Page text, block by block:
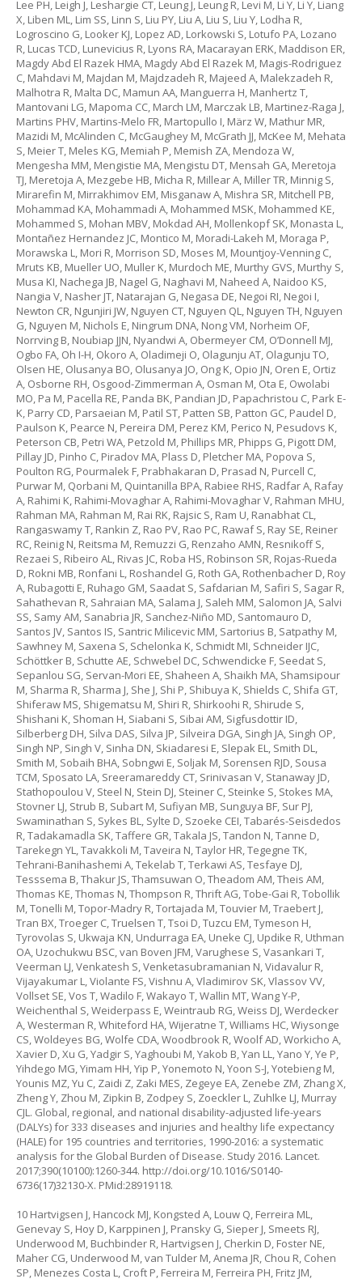
Lee PH, Leigh J, Leshargie CT, Leung J, Leung R, Levi M, Li Y, Li Y, Liang
X, Liben ML, Lim SS, Linn S, Liu PY, Liu A, Liu S, Liu Y, Lodha R,
Logroscino G, Looker KJ, Lopez AD, Lorkowski S, Lotufo PA, Lozano
R, Lucas TCD, Lunevicius R, Lyons RA, Macarayan ERK, Maddison ER,
Magdy Abd El Razek HMA, Magdy Abd El Razek M, Magis-Rodriguez
C, Mahdavi M, Majdan M, Majdzadeh R, Majeed A, Malekzadeh R,
Malhotra R, Malta DC, Mamun AA, Manguerra H, Manhertz T,
Mantovani LG, Mapoma CC, March LM, Marczak LB, Martinez-Raga J,
Martins PHV, Martins-Melo FR, Martopullo I, März W, Mathur MR,
Mazidi M, McAlinden C, McGaughey M, McGrath JJ, McKee M, Mehata
S, Meier T, Meles KG, Memiah P, Memish ZA, Mendoza W,
Mengesha MM, Mengistie MA, Mengistu DT, Mensah GA, Meretoja
TJ, Meretoja A, Mezgebe HB, Micha R, Millear A, Miller TR, Minnig S,
Mirarefin M, Mirrakhimov EM, Misganaw A, Mishra SR, Mitchell PB,
Mohammad KA, Mohammadi A, Mohammed MSK, Mohammed KE,
Mohammed S, Mohan MBV, Mokdad AH, Mollenkopf SK, Monasta L,
Montañez Hernandez JC, Montico M, Moradi-Lakeh M, Moraga P,
Morawska L, Mori R, Morrison SD, Moses M, Mountjoy-Venning C,
Mruts KB, Mueller UO, Muller K, Murdoch ME, Murthy GVS, Murthy S,
Musa KI, Nachega JB, Nagel G, Naghavi M, Naheed A, Naidoo KS,
Nangia V, Nasher JT, Natarajan G, Negasa DE, Negoi RI, Negoi I,
Newton CR, Ngunjiri JW, Nguyen CT, Nguyen QL, Nguyen TH, Nguyen
G, Nguyen M, Nichols E, Ningrum DNA, Nong VM, Norheim OF,
Norrving B, Noubiap JJN, Nyandwi A, Obermeyer CM, O’Donnell MJ,
Ogbo FA, Oh I-H, Okoro A, Oladimeji O, Olagunju AT, Olagunju TO,
Olsen HE, Olusanya BO, Olusanya JO, Ong K, Opio JN, Oren E, Ortiz
A, Osborne RH, Osgood-Zimmerman A, Osman M, Ota E, Owolabi
MO, Pa M, Pacella RE, Panda BK, Pandian JD, Papachristou C, Park E-
K, Parry CD, Parsaeian M, Patil ST, Patten SB, Patton GC, Paudel D,
Paulson K, Pearce N, Pereira DM, Perez KM, Perico N, Pesudovs K,
Peterson CB, Petri WA, Petzold M, Phillips MR, Phipps G, Pigott DM,
Pillay JD, Pinho C, Piradov MA, Plass D, Pletcher MA, Popova S,
Poulton RG, Pourmalek F, Prabhakaran D, Prasad N, Purcell C,
Purwar M, Qorbani M, Quintanilla BPA, Rabiee RHS, Radfar A, Rafay
A, Rahimi K, Rahimi-Movaghar A, Rahimi-Movaghar V, Rahman MHU,
Rahman MA, Rahman M, Rai RK, Rajsic S, Ram U, Ranabhat CL,
Rangaswamy T, Rankin Z, Rao PV, Rao PC, Rawaf S, Ray SE, Reiner
RC, Reinig N, Reitsma M, Remuzzi G, Renzaho AMN, Resnikoff S,
Rezaei S, Ribeiro AL, Rivas JC, Roba HS, Robinson SR, Rojas-Rueda
D, Rokni MB, Ronfani L, Roshandel G, Roth GA, Rothenbacher D, Roy
A, Rubagotti E, Ruhago GM, Saadat S, Safdarian M, Safiri S, Sagar R,
Sahathevan R, Sahraian MA, Salama J, Saleh MM, Salomon JA, Salvi
SS, Samy AM, Sanabria JR, Sanchez-Niño MD, Santomauro D,
Santos JV, Santos IS, Santric Milicevic MM, Sartorius B, Satpathy M,
Sawhney M, Saxena S, Schelonka K, Schmidt MI, Schneider IJC,
Schöttker B, Schutte AE, Schwebel DC, Schwendicke F, Seedat S,
Sepanlou SG, Servan-Mori EE, Shaheen A, Shaikh MA, Shamsipour
M, Sharma R, Sharma J, She J, Shi P, Shibuya K, Shields C, Shifa GT,
Shiferaw MS, Shigematsu M, Shiri R, Shirkoohi R, Shirude S,
Shishani K, Shoman H, Siabani S, Sibai AM, Sigfusdottir ID,
Silberberg DH, Silva DAS, Silva JP, Silveira DGA, Singh JA, Singh OP,
Singh NP, Singh V, Sinha DN, Skiadaresi E, Slepak EL, Smith DL,
Smith M, Sobaih BHA, Sobngwi E, Soljak M, Sorensen RJD, Sousa
TCM, Sposato LA, Sreeramareddy CT, Srinivasan V, Stanaway JD,
Stathopoulou V, Steel N, Stein DJ, Steiner C, Steinke S, Stokes MA,
Stovner LJ, Strub B, Subart M, Sufiyan MB, Sunguya BF, Sur PJ,
Swaminathan S, Sykes BL, Sylte D, Szoeke CEI, Tabarés-Seisdedos
R, Tadakamadla SK, Taffere GR, Takala JS, Tandon N, Tanne D,
Tarekegn YL, Tavakkoli M, Taveira N, Taylor HR, Tegegne TK,
Tehrani-Banihashemi A, Tekelab T, Terkawi AS, Tesfaye DJ,
Tesssema B, Thakur JS, Thamsuwan O, Theadom AM, Theis AM,
Thomas KE, Thomas N, Thompson R, Thrift AG, Tobe-Gai R, Tobollik
M, Tonelli M, Topor-Madry R, Tortajada M, Touvier M, Traebert J,
Tran BX, Troeger C, Truelsen T, Tsoi D, Tuzcu EM, Tymeson H,
Tyrovolas S, Ukwaja KN, Undurraga EA, Uneke CJ, Updike R, Uthman
OA, Uzochukwu BSC, van Boven JFM, Varughese S, Vasankari T,
Veerman LJ, Venkatesh S, Venketasubramanian N, Vidavalur R,
Vijayakumar L, Violante FS, Vishnu A, Vladimirov SK, Vlassov VV,
Vollset SE, Vos T, Wadilo F, Wakayo T, Wallin MT, Wang Y-P,
Weichenthal S, Weiderpass E, Weintraub RG, Weiss DJ, Werdecker
A, Westerman R, Whiteford HA, Wijeratne T, Williams HC, Wiysonge
CS, Woldeyes BG, Wolfe CDA, Woodbrook R, Woolf AD, Workicho A,
Xavier D, Xu G, Yadgir S, Yaghoubi M, Yakob B, Yan LL, Yano Y, Ye P,
Yihdego MG, Yimam HH, Yip P, Yonemoto N, Yoon S-J, Yotebieng M,
Younis MZ, Yu C, Zaidi Z, Zaki MES, Zegeye EA, Zenebe ZM, Zhang X,
Zheng Y, Zhou M, Zipkin B, Zodpey S, Zoeckler L, Zuhlke LJ, Murray
CJL. Global, regional, and national disability-adjusted life-years
(DALYs) for 333 diseases and injuries and healthy life expectancy
(HALE) for 195 countries and territories, 1990-2016: a systematic
analysis for the Global Burden of Disease. Study 2016. Lancet.
2017;390(10100):1260-344. http://doi.org/10.1016/S0140-
6736(17)32130-X. PMid:28919118.
10 Hartvigsen J, Hancock MJ, Kongsted A, Louw Q, Ferreira ML,
Genevay S, Hoy D, Karppinen J, Pransky G, Sieper J, Smeets RJ,
Underwood M, Buchbinder R, Hartvigsen J, Cherkin D, Foster NE,
Maher CG, Underwood M, van Tulder M, Anema JR, Chou R, Cohen
SP, Menezes Costa L, Croft P, Ferreira M, Ferreira PH, Fritz JM,